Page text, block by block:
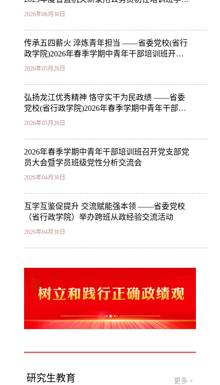
参观“第二十二届黑龙江省漫画作品双年展”
2026年06月30日
传承五四薪火 淬炼青年担当 ——省委党校(省行
政学院)2026年春季学期中青年干部培训班开展
“传承五四薪火 淬炼青年担当”主题党日活动
2026年05月26日
弘扬龙江优秀精神 恪守实干为民政绩 ——省委
党校(省行政学院)2026年春季学期中青年干部培
训班举办第三期“思政学堂”
2026年05月26日
2026年春季学期中青年干部培训班召开党支部党
员大会暨学员班级党性分析交流会
2026年04月30日
互学互鉴促提升 交流赋能强本领 ——省委党校
（省行政学院）举办跨班从政经验交流活动
2026年04月30日
研究生教育 更多 +